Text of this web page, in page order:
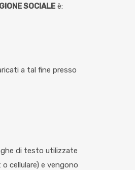
SOCIALE è:
a tal fine presso
di testo utilizzate
cellulare) e vengono